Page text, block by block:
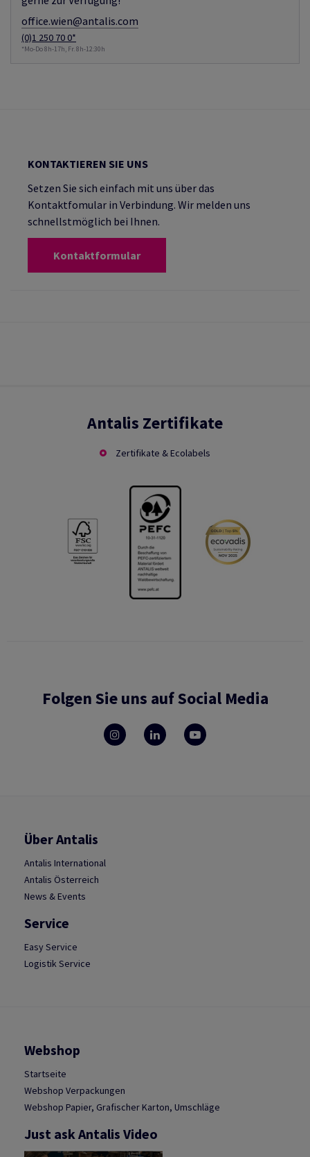
office.wien@antalis.com
(0)1 250 70 0*
*Mo-Do 8h-17h, Fr. 8h-12:30h
KONTAKTIEREN SIE UNS
Setzen Sie sich einfach mit uns über das
Kontaktfomular in Verbindung. Wir melden uns
schnellstmöglich bei Ihnen.
Kontaktformular
Antalis Zertifikate
Zertifikate & Ecolabels
Folgen Sie uns auf Social Media
Über Antalis
Antalis International
Antalis Österreich
News & Events
Service
Easy Service
Logistik Service
Webshop
Startseite
Webshop Verpackungen
Webshop Papier, Grafischer Karton, Umschläge
Just ask Antalis Video